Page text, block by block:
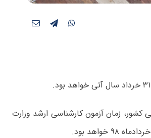
زمان آزمون کارشناسی ارشد وزارت